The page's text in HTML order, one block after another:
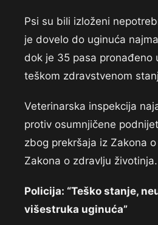
Psi su bili izloženi
je dovelo do uginuća
dok je 35 pasa pronađeno
teškom zdravstvenom
Veterinarska inspekcija
protiv osumnjičene
zbog prekršaja iz Zakona
Zakona o zdravlju životinja.
Policija: “Teško stanje,
višestruka uginuća”